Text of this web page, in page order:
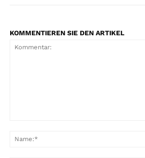
KOMMENTIEREN SIE DEN ARTIKEL